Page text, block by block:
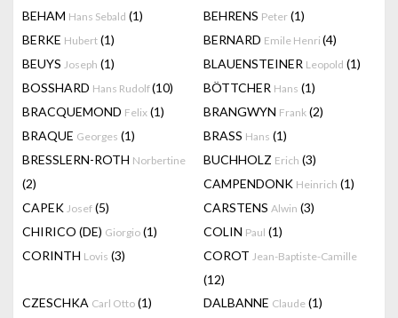
BEHAM Hans Sebald (1) BEHRENS Peter (1)
BERKE Hubert (1) BERNARD Emile Henri (4)
BEUYS Joseph (1) BLAUENSTEINER Leopold (1)
BOSSHARD Hans Rudolf(10) BÖTTCHER Hans (1)
BRACQUEMOND Felix (1) BRANGWYN Frank (2)
BRAQUE Georges (1) BRASS Hans (1)
BRESSLERN-ROTH Norbertine
(2)
BUCHHOLZ Erich (3)
CAMPENDONK Heinrich (1)
CAPEK Josef (5) CARSTENS Alwin (3)
CHIRICO (DE) Giorgio (1) COLIN Paul (1)
CORINTH Lovis (3) COROT Jean-Baptiste-Camille
(12)
CZESCHKA Carl Otto (1) DALBANNE Claude (1)